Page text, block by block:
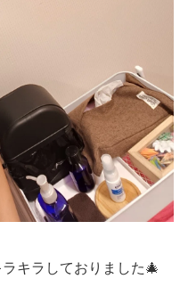
キラしておりました🎄